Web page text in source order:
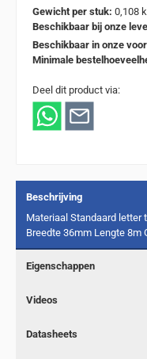
Gewicht per stuk: 0,108
Beschikbaar bij onze
Beschikbaar in onze
Minimale
Deel dit product via:
Beschrijving
Materiaal Standaard letter
Breedte 36mm Lengte 8m
Eigenschappen
Videos
Datasheets